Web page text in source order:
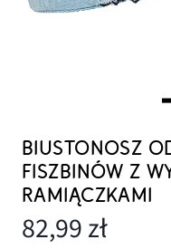
BIUSTONOSZ
FISZBINÓW Z
RAMIĄCZKAMI
82,99 zł